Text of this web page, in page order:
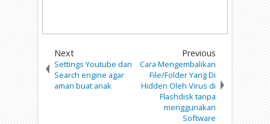
Next
Settings Youtube dan
Search engine agar
aman buat anak
Previous
Cara Mengembalikan
File/Folder Yang Di
Hidden Oleh Virus di
Flashdisk tanpa
menggunakan
Software